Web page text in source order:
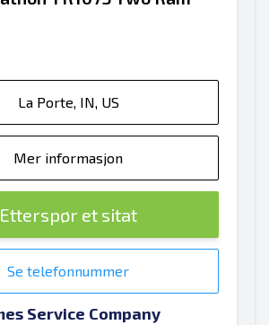
La Porte, IN, US
Mer informasjon
Etterspør et sitat
Se telefonnummer
Service Company